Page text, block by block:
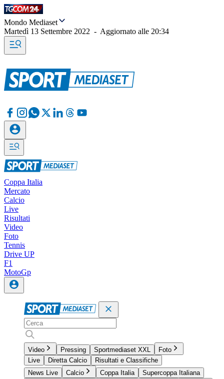
Mondo Mediaset
Martedì 13 Settembre 2022 - Aggiornato alle 20:34
Coppa Italia
Mercato
Calcio
Live
Risultati
Video
Foto
Tennis
Drive UP
F1
MotoGp
Video Pressing Sportmediaset XXL
Foto
Live
Diretta Calcio
Risultati e Classifiche
News Live
Calcio Coppa Italia
Supercoppa Italiana